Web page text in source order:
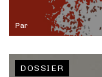
Par
DOSSIER